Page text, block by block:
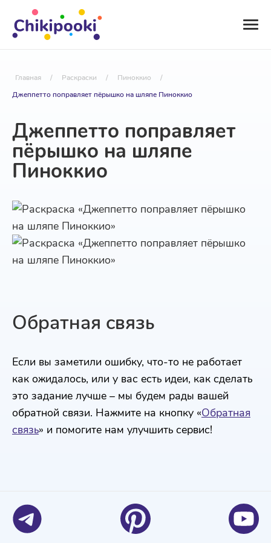
Главная / Раскраски / Пиноккио
/
Джеппетто поправляет пёрышко на шляпе Пиноккио
Джеппетто поправляет
пёрышко на шляпе
Пиноккио
Обратная связь
Если вы заметили ошибку, что-то не работает
как ожидалось, или у вас есть идеи, как сделать
это задание лучше – мы будем рады вашей
обратной связи. Нажмите на кнопку «Обратная
связь» и помогите нам улучшить сервис!